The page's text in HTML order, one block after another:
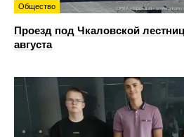
Общество
Проезд под Чкаловской
августа